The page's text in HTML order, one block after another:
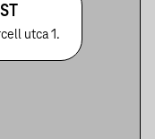
utca 1.